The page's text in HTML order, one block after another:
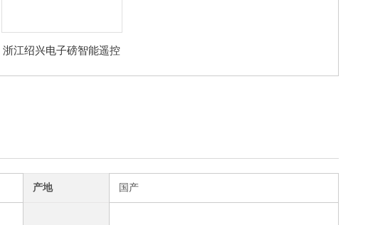
浙江绍兴电子磅智能遥控
产地 国产